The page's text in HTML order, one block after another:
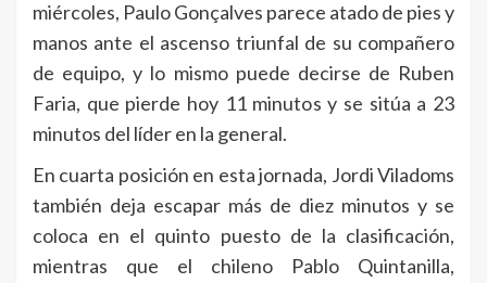
miércoles, Paulo Gonçalves parece atado de pies y
manos ante el ascenso triunfal de su compañero
de equipo, y lo mismo puede decirse de Ruben
Faria, que pierde hoy 11 minutos y se sitúa a 23
minutos del líder en la general.
En cuarta posición en esta jornada, Jordi Viladoms
también deja escapar más de diez minutos y se
coloca en el quinto puesto de la clasificación,
mientras que el chileno Pablo Quintanilla,